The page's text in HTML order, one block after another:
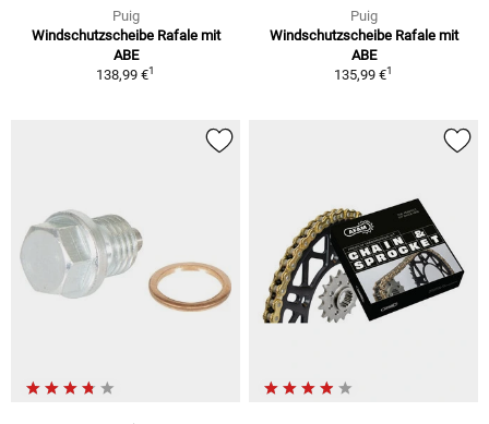
Puig
Windschutzscheibe Rafale mit
ABE
138,99 €1
Puig
Windschutzscheibe Rafale mit
ABE
135,99 €1